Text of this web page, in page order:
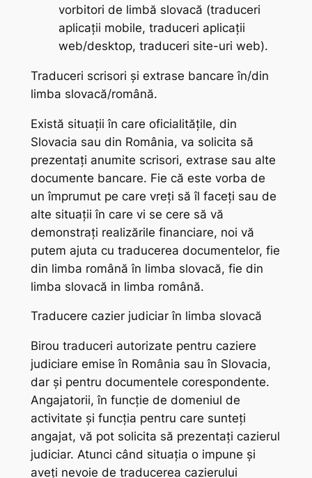
vorbitori de limbă slovacă (traduceri
aplicații mobile, traduceri aplicații
web/desktop, traduceri site-uri web).
Traduceri scrisori și extrase bancare în/din
limba slovacă/română.
Există situații în care oficialitățile, din
Slovacia sau din România, va solicita să
prezentați anumite scrisori, extrase sau alte
documente bancare. Fie că este vorba de
un împrumut pe care vreți să îl faceți sau de
alte situații în care vi se cere să vă
demonstrați realizările financiare, noi vă
putem ajuta cu traducerea documentelor, fie
din limba română în limba slovacă, fie din
limba slovacă in limba română.
Traducere cazier judiciar în limba slovacă
Birou traduceri autorizate pentru caziere
judiciare emise în România sau în Slovacia,
dar și pentru documentele corespondente.
Angajatorii, în funcție de domeniul de
activitate și funcția pentru care sunteți
angajat, vă pot solicita să prezentați cazierul
judiciar. Atunci când situația o impune și
aveți nevoie de traducerea cazierului